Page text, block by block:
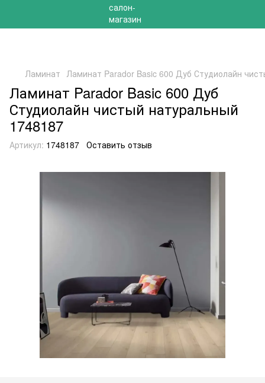
Ламинат Ламинат Parador Basic 600 Дуб Студиолайн
Ламинат Parador Basic 600 Дуб
Студиолайн чистый натуральный
1748187
Артикул: 1748187 Оставить отзыв